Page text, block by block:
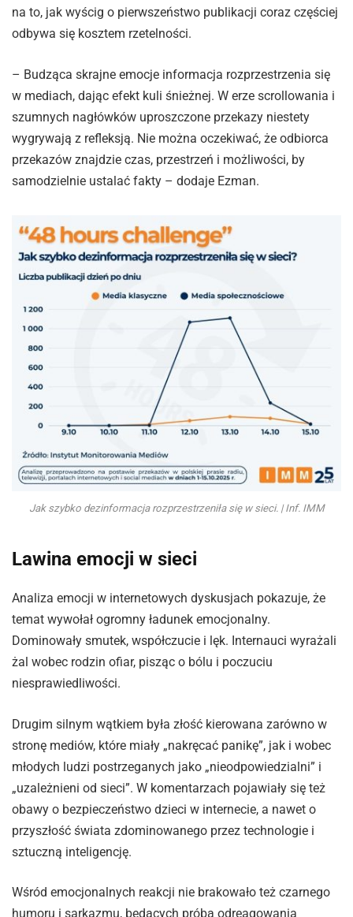
na to, jak wyścig o pierwszeństwo publikacji coraz częściej
odbywa się kosztem rzetelności.
– Budząca skrajne emocje informacja rozprzestrzenia się
w mediach, dając efekt kuli śnieżnej. W erze scrollowania i
szumnych nagłówków uproszczone przekazy niestety
wygrywają z refleksją. Nie można oczekiwać, że odbiorca
przekazów znajdzie czas, przestrzeń i możliwości, by
samodzielnie ustalać fakty – dodaje Ezman.
Jak szybko dezinformacja rozprzestrzeniła się w sieci. | Inf. IMM
Lawina emocji w sieci
Analiza emocji w internetowych dyskusjach pokazuje, że
temat wywołał ogromny ładunek emocjonalny.
Dominowały smutek, współczucie i lęk. Internauci wyrażali
żal wobec rodzin ofiar, pisząc o bólu i poczuciu
niesprawiedliwości.
Drugim silnym wątkiem była złość kierowana zarówno w
stronę mediów, które miały „nakręcać panikę”, jak i wobec
młodych ludzi postrzeganych jako „nieodpowiedzialni” i
„uzależnieni od sieci”. W komentarzach pojawiały się też
obawy o bezpieczeństwo dzieci w internecie, a nawet o
przyszłość świata zdominowanego przez technologie i
sztuczną inteligencję.
Wśród emocjonalnych reakcji nie brakowało też czarnego
humoru i sarkazmu, będących próbą odreagowania